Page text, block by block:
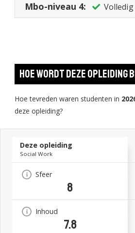
Mbo-niveau 4:
Hoe wordt deze opleiding
Hoe tevreden waren studenten in
deze opleiding?
Deze opleiding
Social Work
Sfeer
8
Inhoud
7.8